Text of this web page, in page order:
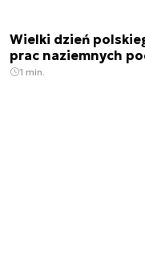
Wielki dzień
prac naziemnych
1 min.